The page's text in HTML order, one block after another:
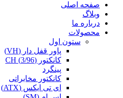
صفحه اصلی
وبلاگ
درباره ما
محصولات
ستون اول
پاور قفل دار (VH)
کانکتور (3/96) CH
پینگرد
کانکتور مخابراتی
ای تی ایکس (ATX)